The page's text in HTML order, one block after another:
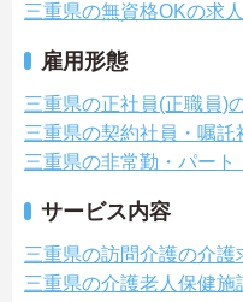
三重県の無資格OKの求人
雇用形態
三重県の正社員(正職員)
三重県の契約社員・嘱託
三重県の非常勤・パート
サービス内容
三重県の訪問介護の介護
三重県の介護老人保健施